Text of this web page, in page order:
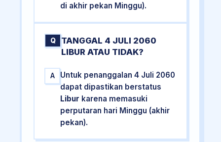
di akhir pekan Minggu).
Q
TANGGAL 4 JULI 2060
LIBUR ATAU TIDAK?
A
Untuk penanggalan 4 Juli 2060
dapat dipastikan berstatus
Libur karena memasuki
perputaran hari Minggu (akhir
pekan).